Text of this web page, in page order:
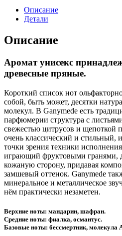
Описание
Детали
Описание
Аромат унисекс
древесные пряные.
Короткий список нот
собой, быть может, десятки
молекул. В Ganymede есть
парфюмерии структура с
свежестью цитрусов и щепоткой
очень классический и стильный,
точки зрения техники
играющий фруктовыми гранями,
кожаную сторону, придавая
замшевый оттенок. Ganymede
минеральное и металлическое
нём практически незаметен.
Верхние ноты: мандарин, шафран.
Средние ноты: фиалка, османтус.
Базовые ноты: бессмертник,